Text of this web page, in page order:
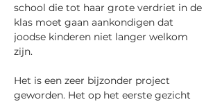
school die tot haar grote verdriet in de
klas moet gaan aankondigen dat
joodse kinderen niet langer welkom
zijn.
Het is een zeer bijzonder project
geworden. Het op het eerste gezicht